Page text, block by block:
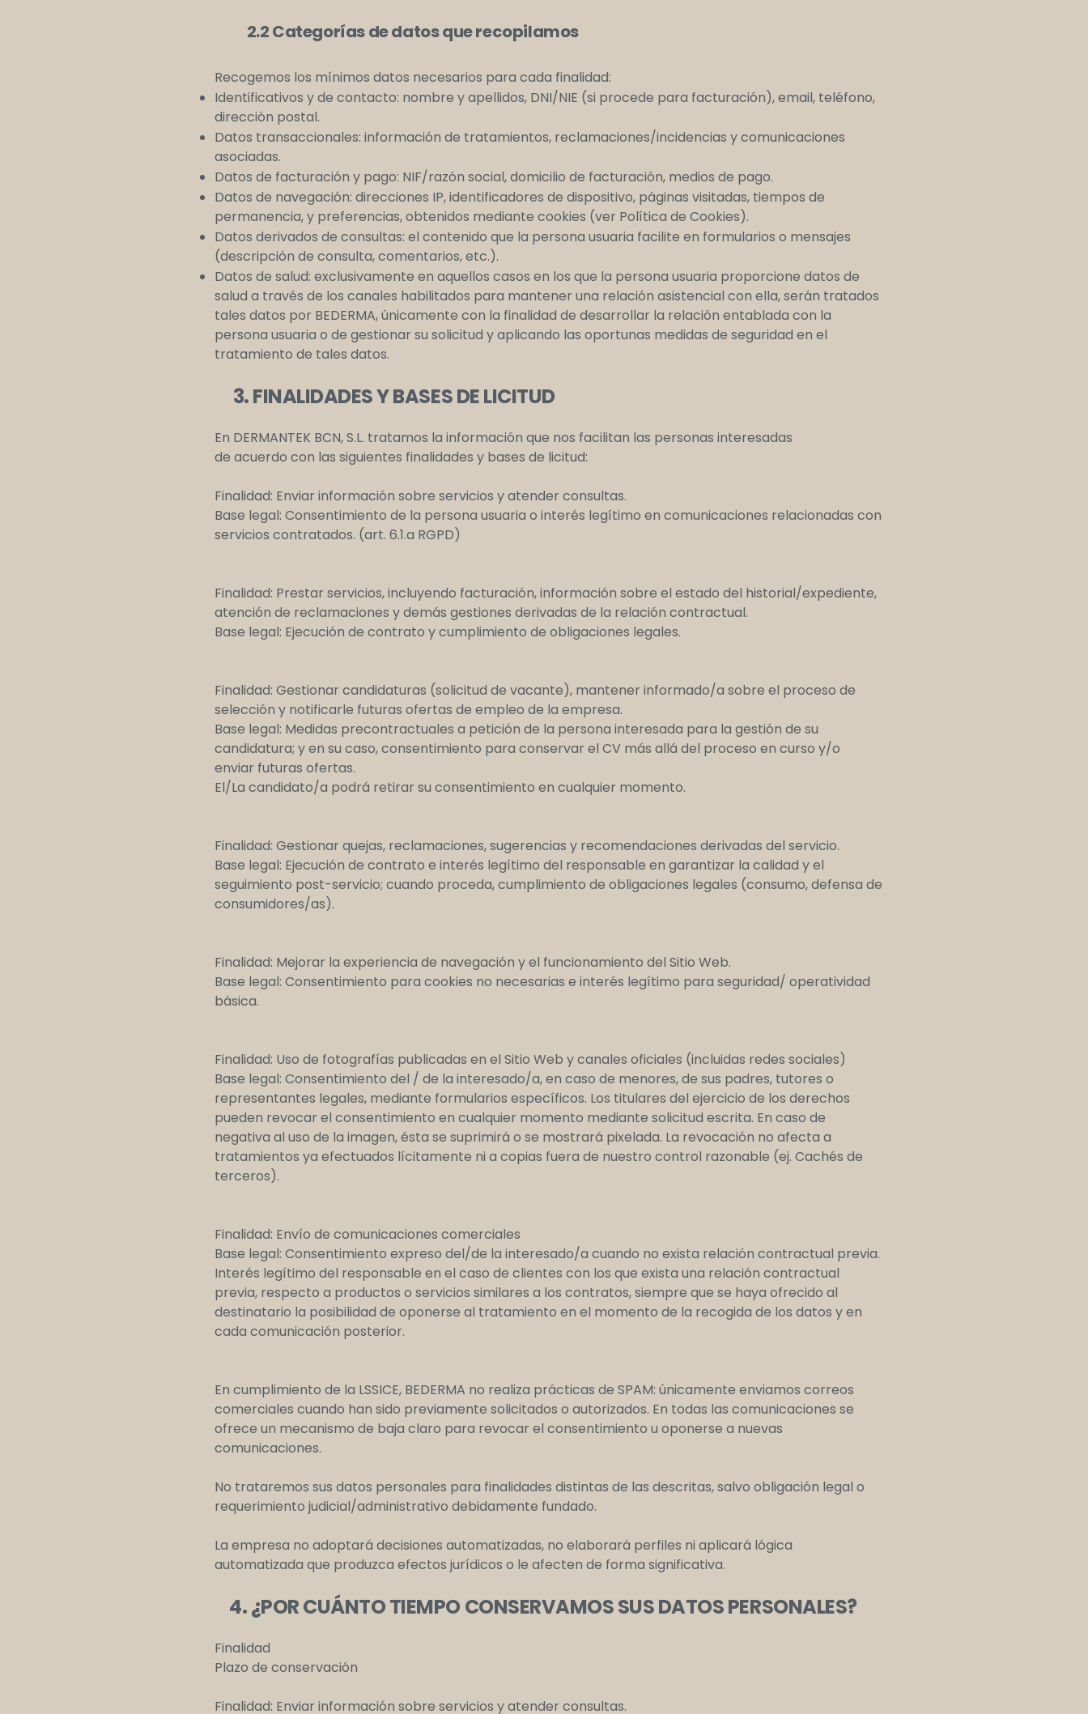
2.2 Categorías de datos que recopilamos
Recogemos los mínimos datos necesarios para cada finalidad:
Identificativos y de contacto: nombre y apellidos, DNI/NIE (si procede para facturación), email, teléfono,
dirección postal.
Datos transaccionales: información de tratamientos, reclamaciones/incidencias y comunicaciones
asociadas.
Datos de facturación y pago: NIF/razón social, domicilio de facturación, medios de pago.
Datos de navegación: direcciones IP, identificadores de dispositivo, páginas visitadas, tiempos de
permanencia, y preferencias, obtenidos mediante cookies (ver Política de Cookies).
Datos derivados de consultas: el contenido que la persona usuaria facilite en formularios o mensajes
(descripción de consulta, comentarios, etc.).
Datos de salud: exclusivamente en aquellos casos en los que la persona usuaria proporcione datos de
salud a través de los canales habilitados para mantener una relación asistencial con ella, serán tratados
tales datos por BEDERMA, únicamente con la finalidad de desarrollar la relación entablada con la
persona usuaria o de gestionar su solicitud y aplicando las oportunas medidas de seguridad en el
tratamiento de tales datos.
3. FINALIDADES Y BASES DE LICITUD
En DERMANTEK BCN, S.L. tratamos la información que nos facilitan las personas interesadas
de acuerdo con las siguientes finalidades y bases de licitud:
Finalidad: Enviar información sobre servicios y atender consultas.
Base legal: Consentimiento de la persona usuaria o interés legítimo en comunicaciones relacionadas con
servicios contratados. (art. 6.1.a RGPD)
Finalidad: Prestar servicios, incluyendo facturación, información sobre el estado del historial/expediente,
atención de reclamaciones y demás gestiones derivadas de la relación contractual.
Base legal: Ejecución de contrato y cumplimiento de obligaciones legales.
Finalidad: Gestionar candidaturas (solicitud de vacante), mantener informado/a sobre el proceso de
selección y notificarle futuras ofertas de empleo de la empresa.
Base legal: Medidas precontractuales a petición de la persona interesada para la gestión de su
candidatura; y en su caso, consentimiento para conservar el CV más allá del proceso en curso y/o
enviar futuras ofertas.
El/La candidato/a podrá retirar su consentimiento en cualquier momento.
Finalidad: Gestionar quejas, reclamaciones, sugerencias y recomendaciones derivadas del servicio.
Base legal: Ejecución de contrato e interés legítimo del responsable en garantizar la calidad y el
seguimiento post-servicio; cuando proceda, cumplimiento de obligaciones legales (consumo, defensa de
consumidores/as).
Finalidad: Mejorar la experiencia de navegación y el funcionamiento del Sitio Web.
Base legal: Consentimiento para cookies no necesarias e interés legítimo para seguridad/ operatividad
básica.
Finalidad: Uso de fotografías publicadas en el Sitio Web y canales oficiales (incluidas redes sociales)
Base legal: Consentimiento del / de la interesado/a, en caso de menores, de sus padres, tutores o
representantes legales, mediante formularios específicos. Los titulares del ejercicio de los derechos
pueden revocar el consentimiento en cualquier momento mediante solicitud escrita. En caso de
negativa al uso de la imagen, ésta se suprimirá o se mostrará pixelada. La revocación no afecta a
tratamientos ya efectuados lícitamente ni a copias fuera de nuestro control razonable (ej. Cachés de
terceros).
Finalidad: Envío de comunicaciones comerciales
Base legal: Consentimiento expreso del/de la interesado/a cuando no exista relación contractual previa.
Interés legítimo del responsable en el caso de clientes con los que exista una relación contractual
previa, respecto a productos o servicios similares a los contratos, siempre que se haya ofrecido al
destinatario la posibilidad de oponerse al tratamiento en el momento de la recogida de los datos y en
cada comunicación posterior.
En cumplimiento de la LSSICE, BEDERMA no realiza prácticas de SPAM: únicamente enviamos correos
comerciales cuando han sido previamente solicitados o autorizados. En todas las comunicaciones se
ofrece un mecanismo de baja claro para revocar el consentimiento u oponerse a nuevas
comunicaciones.
No trataremos sus datos personales para finalidades distintas de las descritas, salvo obligación legal o
requerimiento judicial/administrativo debidamente fundado.
La empresa no adoptará decisiones automatizadas, no elaborará perfiles ni aplicará lógica
automatizada que produzca efectos jurídicos o le afecten de forma significativa.
4. ¿POR CUÁNTO TIEMPO CONSERVAMOS SUS DATOS PERSONALES?
Finalidad
Plazo de conservación
Finalidad: Enviar información sobre servicios y atender consultas.